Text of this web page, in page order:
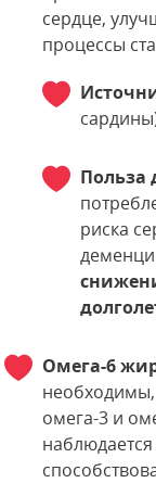
сердце,
процессы
Польза
риска
Омега-6
омега-3 и